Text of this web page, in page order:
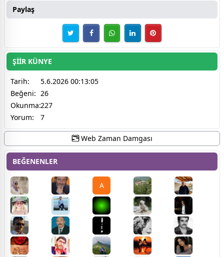
Paylaş
ŞİİR KÜNYE
Tarih:
5.6.2026 00:13:05
Beğeni: 26
Okunma:227
Yorum:
7
Web Zaman Damgası
BEĞENENLER
A